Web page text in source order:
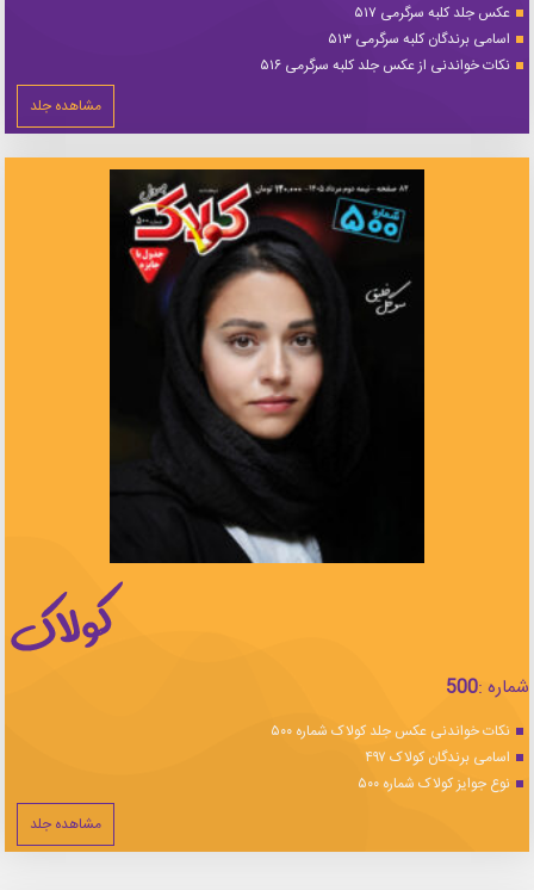
عکس جلد کلبه سرگرمی ۵۱۷
اسامی برندگان کلبه سرگرمی ۵۱۳
نکات خواندنی از عکس جلد کلبه سرگرمی ۵۱۶
مشاهده جلد
شماره :500
نکات خواندنی عکس جلد کولاک شماره ۵۰۰
اسامی برندگان کولاک ۴۹۷
نوع جوایز کولاک شماره ۵۰۰
مشاهده جلد